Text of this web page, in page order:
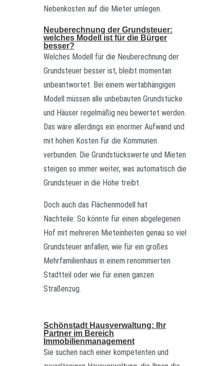
Nebenkosten auf die Mieter umlegen.
Neuberechnung der Grundsteuer:
welches Modell ist für die Bürger
besser?
Welches Modell für die Neuberechnung der
Grundsteuer besser ist, bleibt momentan
unbeantwortet. Bei einem wertabhängigen
Modell müssen alle unbebauten Grundstücke
und Häuser regelmäßig neu bewertet werden.
Das wäre allerdings ein enormer Aufwand und
mit hohen Kosten für die Kommunen
verbunden. Die Grundstückswerte und Mieten
steigen so immer weiter, was automatisch die
Grundsteuer in die Höhe treibt.
Doch auch das Flächenmodell hat
Nachteile: So könnte für einen abgelegenen
Hof mit mehreren Mieteinheiten genau so viel
Grundsteuer anfallen, wie für ein großes
Mehrfamilienhaus in einem renommierten
Stadtteil oder wie für einen ganzen
Straßenzug.
Schönstadt Hausverwaltung: Ihr
Partner im Bereich
Immobilienmanagement
Sie suchen nach einer kompetenten und